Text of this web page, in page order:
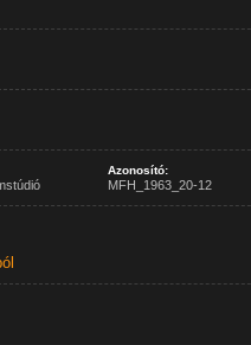
Azonosító:
MFH_1963_20-12